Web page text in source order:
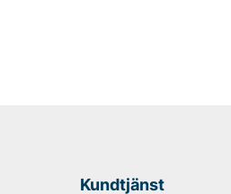
står för
de ibland
Kundtjänst